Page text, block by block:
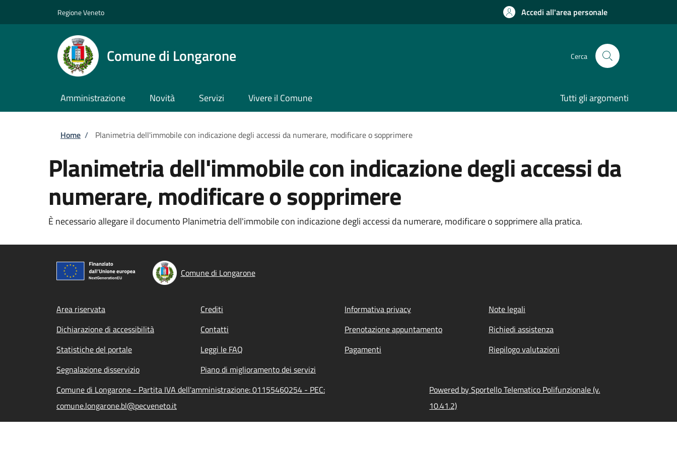
Regione Veneto Accedi all'area personale
Comune di Longarone Cerca
Amministrazione Novità Servizi Vivere il Comune Tutti gli argomenti
Briciole di pane
Home / Planimetria dell'immobile con indicazione degli accessi da numerare, modificare o sopprimere
Planimetria dell'immobile con indicazione degli accessi da
numerare, modificare o sopprimere
È necessario allegare il documento Planimetria dell'immobile con indicazione degli accessi da numerare, modificare o sopprimere alla pratica.
Comune di Longarone
Footer menu
Area riservata Crediti Informativa privacy
Note legali
Dichiarazione di accessibilità
Contatti Prenotazione appuntamento
Richiedi assistenza
Statistiche del portale
Leggi le FAQ Pagamenti
Riepilogo valutazioni
Segnalazione disservizio
Piano di miglioramento dei servizi
Comune di Longarone - Partita IVA dell'amministrazione: 01155460254 - PEC:
comune.longarone.bl@pecveneto.it
Powered by Sportello Telematico Polifunzionale (v.
10.41.2)